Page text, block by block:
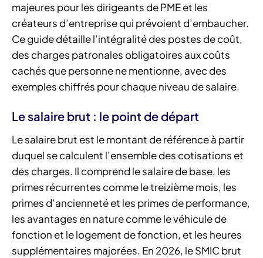
majeures pour les dirigeants de PME et les
créateurs d’entreprise qui prévoient d’embaucher.
Ce guide détaille l’intégralité des postes de coût,
des charges patronales obligatoires aux coûts
cachés que personne ne mentionne, avec des
exemples chiffrés pour chaque niveau de salaire.
Le salaire brut : le point de départ
Le salaire brut est le montant de référence à partir
duquel se calculent l’ensemble des cotisations et
des charges. Il comprend le salaire de base, les
primes récurrentes comme le treizième mois, les
primes d’ancienneté et les primes de performance,
les avantages en nature comme le véhicule de
fonction et le logement de fonction, et les heures
supplémentaires majorées. En 2026, le SMIC brut